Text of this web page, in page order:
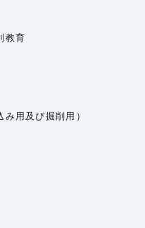
教育
用及び掘削用）